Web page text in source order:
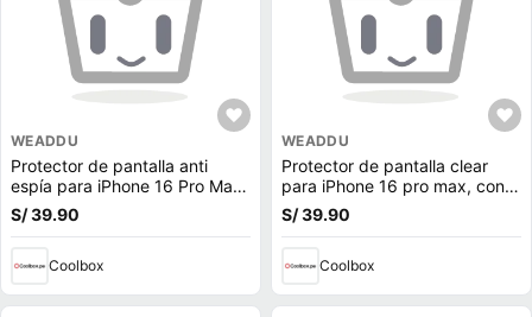
WEADDU
Protector de pantalla anti
espía para iPhone 16 Pro Max,
con kit de aplicación fácil
S/ 39.90
Coolbox
WEADDU
Protector de pantalla clear
para iPhone 16 pro max, con
kit de aplicación fácil
S/ 39.90
Coolbox